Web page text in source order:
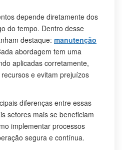
depende diretamente dos
do tempo. Dentro desse
destaque: manutenção
abordagem tem uma
aplicadas corretamente,
e evitam prejuízos
diferenças entre essas
setores mais se beneficiam
implementar processos
segura e contínua.